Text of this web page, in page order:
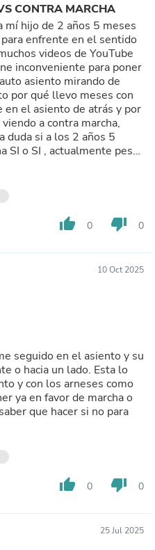
CONTRA MARCHA
hijo de 2 años 5 meses
enfrente en el sentido
videos de YouTube
inconveniente para poner
asiento mirando de
por qué llevo meses con
el asiento de atrás y por
a contra marcha,
duda si a los 2 años 5
o SI , actualmente pesa
está con la idea de
thumb_up 0 thumb_down 0
10 Oct 2025
seguido en el asiento y su
o hacia un lado. Esta lo
y con los arneses como
ya en favor de marcha o
que hacer si no para
thumb_up 0 thumb_down 0
25 Jul 2025